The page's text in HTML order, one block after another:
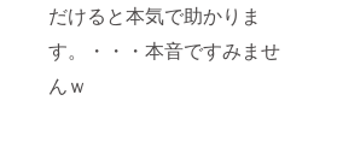
だけると本気で助かりま
す。・・・本音ですみませ
んｗ